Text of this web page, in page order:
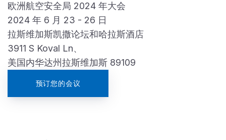
欧洲航空安全局 2024 年大会
2024 年 6 月 23 - 26 日
拉斯维加斯凯撒论坛和哈拉斯酒店
3911 S Koval Ln、
美国内华达州拉斯维加斯 89109
预订您的会议